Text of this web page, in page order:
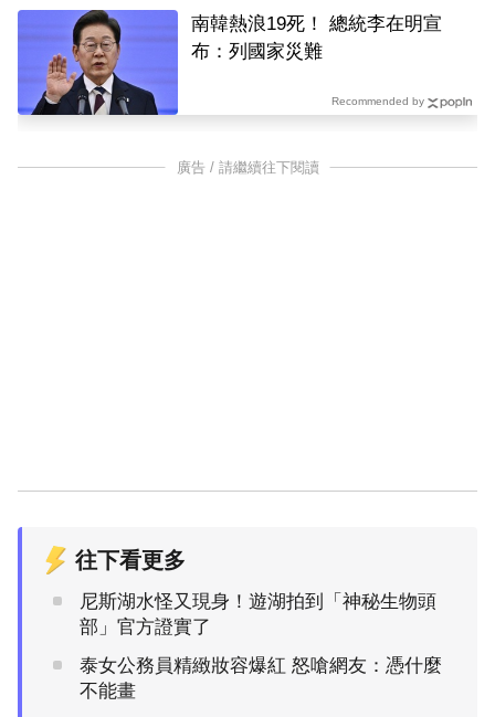
南韓熱浪19死！ 總統李在明宣
布：列國家災難
Recommended by
廣告 / 請繼續往下閱讀
往下看更多
尼斯湖水怪又現身！遊湖拍到「神秘生物頭
部」官方證實了
泰女公務員精緻妝容爆紅 怒嗆網友：憑什麼
不能畫